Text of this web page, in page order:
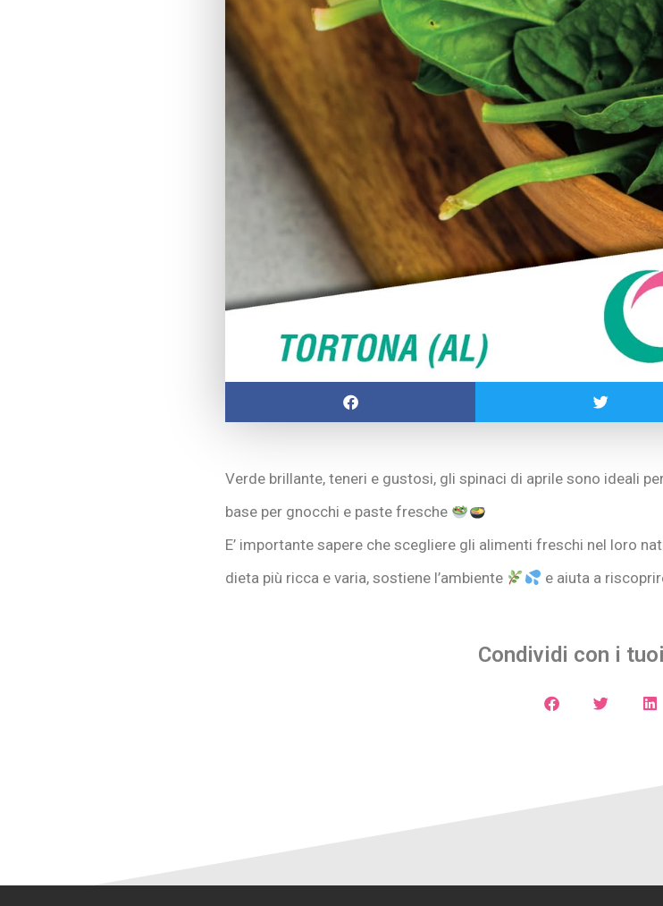
Verde brillante, teneri e gustosi, gli spinaci di aprile sono ideali
base per gnocchi e paste fresche
E’ importante sapere che scegliere gli alimenti freschi nel loro
dieta più ricca e varia, sostiene l’ambiente
e aiuta a
Condividi con i